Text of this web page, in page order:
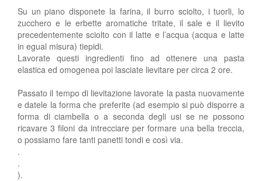
Su un piano disponete la farina, il burro sciolto, i tuorli, lo
zucchero e le erbette aromatiche tritate, il sale e il lievito
precedentemente sciolto con il latte e l’acqua (acqua e latte
in egual misura) tiepidi.
Lavorate questi ingredienti fino ad ottenere una pasta
elastica ed omogenea poi lasciate lievitare per circa 2 ore.
Passato il tempo di lievitazione lavorate la pasta nuovamente
e datele la forma che preferite (ad esempio si può disporre a
forma di ciambella o a seconda degli usi se ne possono
ricavare 3 filoni da intrecciare per formare una bella treccia,
o possiamo fare tanti panetti tondi e così via.
.
.
).